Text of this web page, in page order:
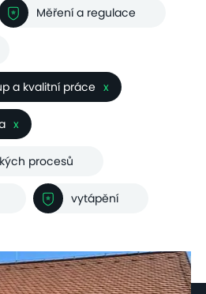
Měření a regulace
a kvalitní práce x
x
procesů
vytápění